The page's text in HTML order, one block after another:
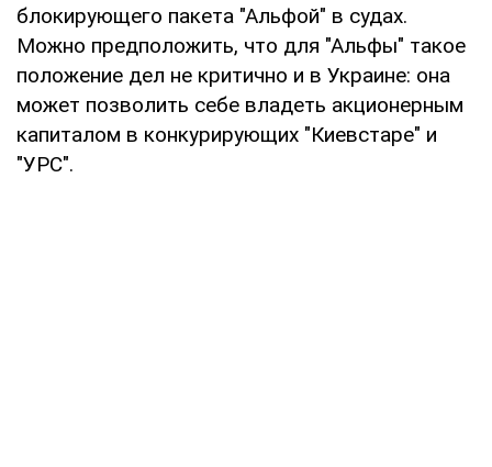
блокирующего пакета "Альфой" в судах.
Можно предположить, что для "Альфы" такое
положение дел не критично и в Украине: она
может позволить себе владеть акционерным
капиталом в конкурирующих "Киевстаре" и
"УРС".